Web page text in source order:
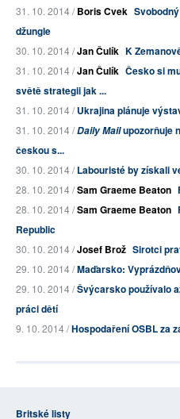
31. 10. 2014 /Boris Cvek
džungle
30. 10. 2014 /Jan Čulík K
31. 10. 2014 /Jan Čulík Česko si
světě strategii jak ...
31. 10. 2014 /Ukrajina plánuje
31. 10. 2014 /Daily Mailupozorňuje
českou s...
30. 10. 2014 /Labouristé by získali
28. 10. 2014 /Sam Graeme Beaton
28. 10. 2014 /Sam Graeme Beaton
Republic
30. 10. 2014 /Josef Brož Sirotci
29. 10. 2014 /Maďarsko:
29. 10. 2014 /Švýcarsko používalo
práci dětí
9. 10. 2014 /Hospodaření OSBL za
Britské listy